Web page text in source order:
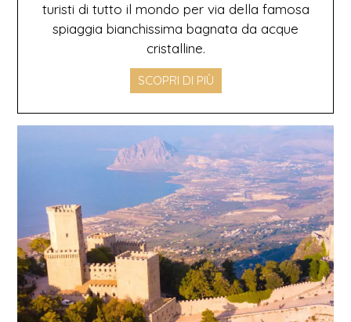
turisti di tutto il mondo per via della famosa
spiaggia bianchissima bagnata da acque
cristalline.
SCOPRI DI PIÙ